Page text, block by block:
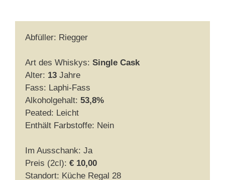
Abfüller: Riegger
Art des Whiskys: Single Cask
Alter: 13 Jahre
Fass: Laphi-Fass
Alkoholgehalt: 53,8%
Peated: Leicht
Enthält Farbstoffe: Nein
Im Ausschank: Ja
Preis (2cl): € 10,00
Standort: Küche Regal 28